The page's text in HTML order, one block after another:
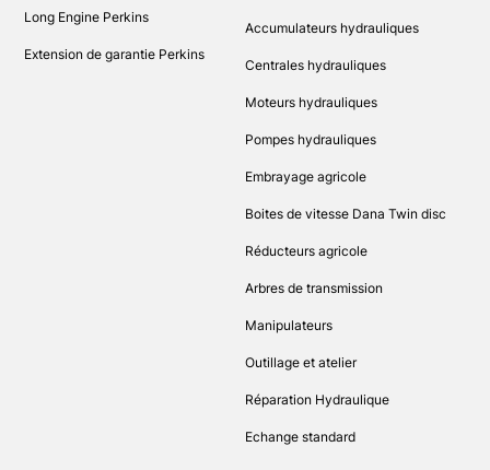
Long Engine Perkins
Extension de garantie Perkins
Accumulateurs hydrauliques
Centrales hydrauliques
Moteurs hydrauliques
Pompes hydrauliques
Embrayage agricole
Boites de vitesse Dana Twin disc
Réducteurs agricole
Arbres de transmission
Manipulateurs
Outillage et atelier
Réparation Hydraulique
Echange standard